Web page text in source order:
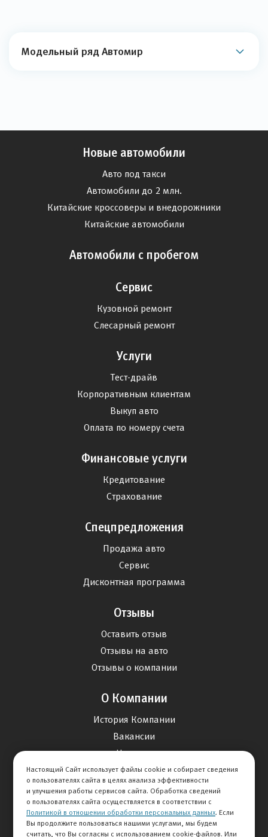
Модельный ряд Автомир
Новые автомобили
Авто под такси
Автомобили до 2 млн.
Китайские кроссоверы и внедорожники
Китайские автомобили
Автомобили с пробегом
Сервис
Кузовной ремонт
Слесарный ремонт
Услуги
Тест-драйв
Корпоративным клиентам
Выкуп авто
Оплата по номеру счета
Финансовые услуги
Кредитование
Страхование
Спецпредложения
Продажа авто
Сервис
Дисконтная программа
Отзывы
Оставить отзыв
Отзывы на авто
Отзывы о компании
О Компании
История Компании
Вакансии
Новости
Карта сайта
Контакты
Настоящий Сайт использует файлы cookie и собирает сведения
о пользователях сайта в целях анализа эффективности
и улучшения работы сервисов сайта. Обработка сведений
о пользователях сайта осуществляется в соответствии с
Политикой в отношении обработки персональных данных. Если
Вы продолжите пользоваться нашими услугами, мы будем
считать, что Вы согласны с использованием cookie-файлов. Или